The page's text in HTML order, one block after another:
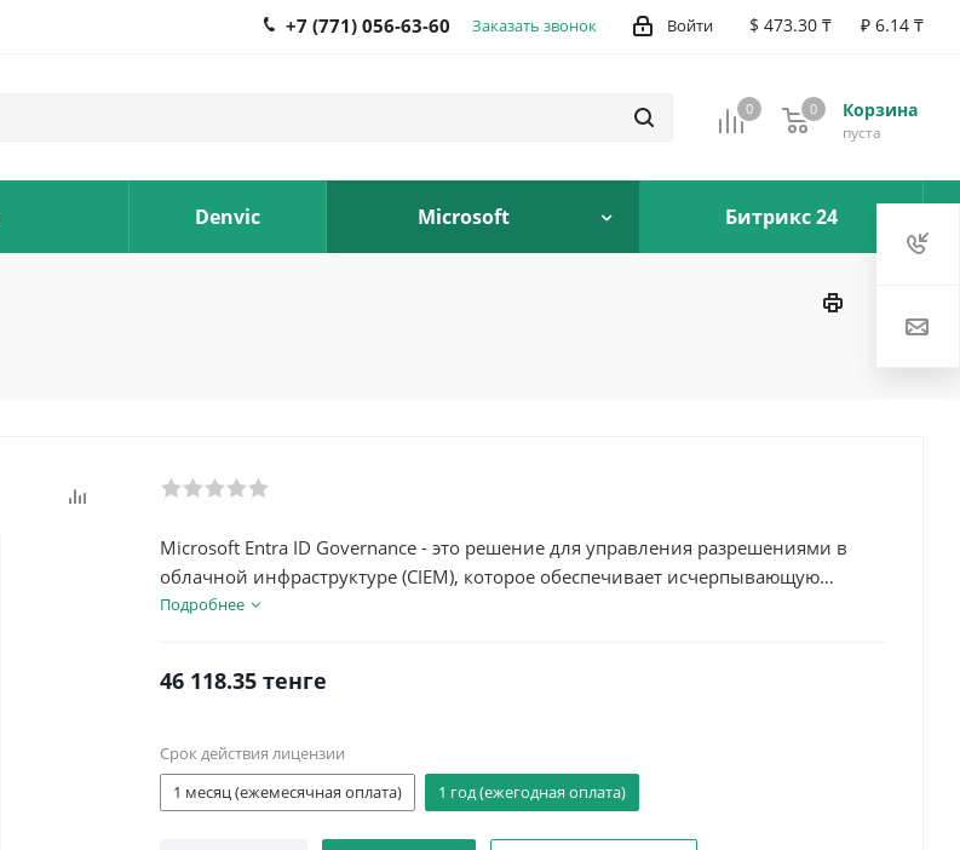
$ 473.30 ₸ ₽ 6.14 ₸
Войти
+7 (771) 056-63-60 Заказать звонок
0 Корзина
0
пуста
0
Denvic Microsoft Битрикс 24
Microsoft Entra ID Governance - это решение для управления разрешениями в
облачной инфраструктуре (CIEM), которое обеспечивает исчерпывающую
видимость разрешений, назначенных всем удостоверениям.
Подробнее
46 118.35 тенге
Срок действия лицензии
1 месяц (ежемесячная оплата)
1 год (ежегодная оплата)